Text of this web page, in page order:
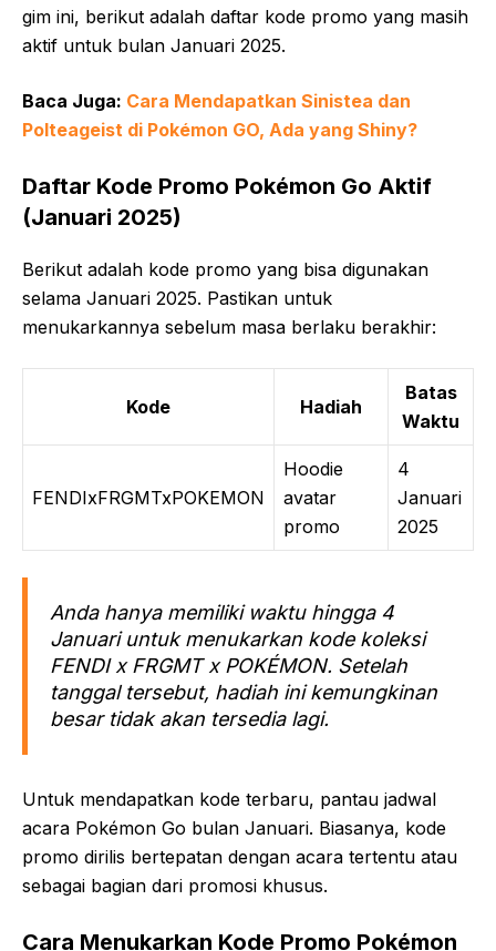
gim ini, berikut adalah daftar kode promo yang masih
aktif untuk bulan Januari 2025.
Baca Juga: Cara Mendapatkan Sinistea dan
Polteageist di Pokémon GO, Ada yang Shiny?
Daftar Kode Promo Pokémon Go Aktif
(Januari 2025)
Berikut adalah kode promo yang bisa digunakan
selama Januari 2025. Pastikan untuk
menukarkannya sebelum masa berlaku berakhir:
Kode Hadiah
Batas
Waktu
FENDIxFRGMTxPOKEMON
Hoodie
avatar
promo
4
Januari
2025
Anda hanya memiliki waktu hingga 4
Januari untuk menukarkan kode koleksi
FENDI x FRGMT x POKÉMON. Setelah
tanggal tersebut, hadiah ini kemungkinan
besar tidak akan tersedia lagi.
Untuk mendapatkan kode terbaru, pantau jadwal
acara Pokémon Go bulan Januari. Biasanya, kode
promo dirilis bertepatan dengan acara tertentu atau
sebagai bagian dari promosi khusus.
Cara Menukarkan Kode Promo Pokémon